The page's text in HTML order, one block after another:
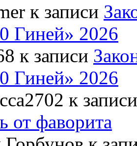
к записи
Гиней» 2026
к записи
Гиней» 2026
к
от фаворита